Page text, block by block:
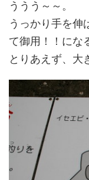
ううう～～。
うっかり手を伸
て御用！！にな
とりあえず、大